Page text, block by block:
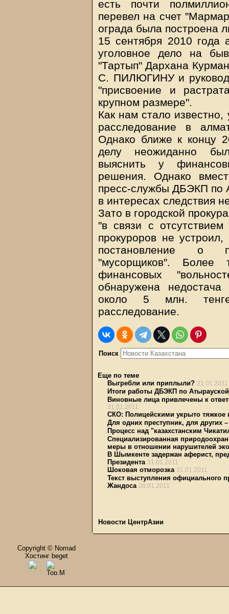
есть почти
перевел на счет
ограда была построена
15 сентября 2010 года
уголовное дело на
"Тартып" Дархана
С. ПИЛЮГИНУ и
"присвоение и
крупном размере".
Как нам стало
расследование в
Однако ближе к концу
делу неожиданно
выяснить у
решения. Однако
пресс-службы ДБЭКП по
в интересах следствия
Зато в городской
"в связи с отсутствием
прокуроров не
постановление о
"мусорщиков".
финансовых
обнаружена
около 5 млн.
расследование.
Поиск
Еще по теме
Выгребли или приплыли? 31.01.2011
Итоги работы ДБЭКП по Атырауской
Виновные лица привлечены к
31.01.2011
СКО: Полицейскими укрыто тяжкое
Для одних преступник, для других –
Процесс над "казахстанским
Специализированная
меры в отношении нарушителей
В Шымкенте задержан аферист,
Президента 31.01.2011
Шоковая отморозка 31.01.2011
Текст выступления официального
Жандоса 28.01.2011
Новости ЦентрАзии
Copyright © Nomad
Хостинг beget